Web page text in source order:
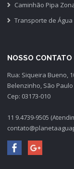
Caminhão Pipa
Transporte de Água
NOSSO CONTATO
Rua: Siqueira Bueno,
Belenzinho, São Paulo
Cep: 03173-010
11 9.4739-9505